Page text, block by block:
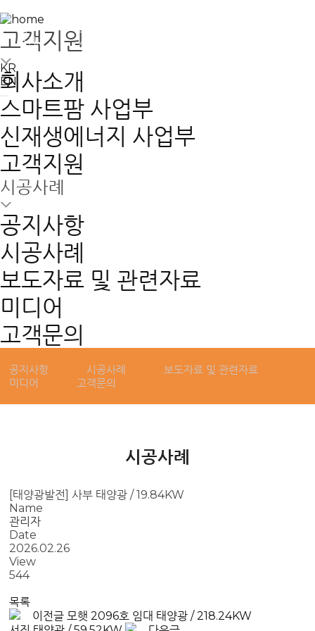
회사
소개
스마트팜
사업부
KR
EN
GLOBAL GREEN ENERGY,
모든에너지
고객지원
회사소개
스마트팜 사업부
신재생에너지 사업부
고객지원
시공사례
공지사항
시공사례
보도자료 및 관련자료
미디어
고객문의
공지사항 시공사례
보도자료 및 관련자료
미디어
고객문의
시공사례
[태양광발전] 사부 태양광 / 19.84KW
Name
관리자
Date
2026.02.26
View
544
목록
이전글 모햇 2096호 임대 태양광 / 218.24KW